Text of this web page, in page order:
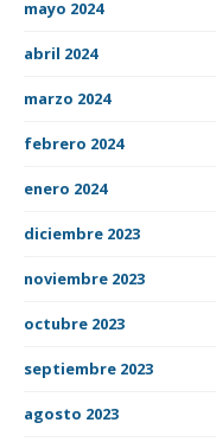
mayo 2024
abril 2024
marzo 2024
febrero 2024
enero 2024
diciembre 2023
noviembre 2023
octubre 2023
septiembre 2023
agosto 2023